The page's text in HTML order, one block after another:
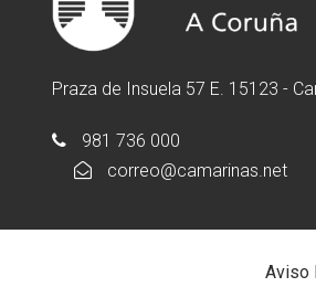
Praza de Insuela 57 E. 15123 -
981 736 000
correo@camarinas.net
Aviso